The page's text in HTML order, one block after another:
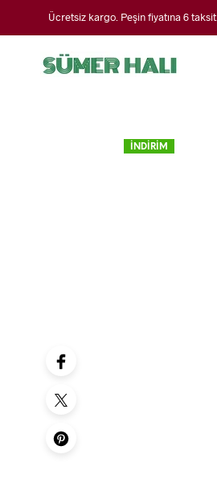
Ücretsiz kargo. Peşin fiyatına 6 taksit.
İNDİRİM